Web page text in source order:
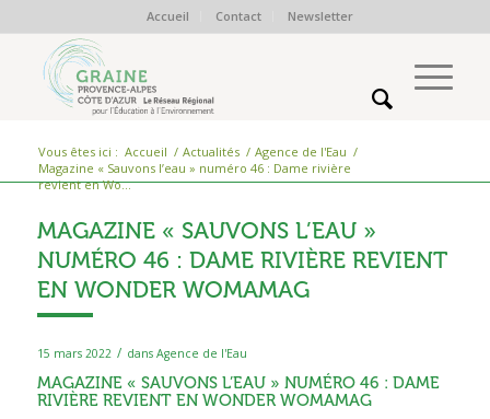
Accueil Contact Newsletter
Vous êtes ici : Accueil / Actualités / Agence de l'Eau /
Magazine « Sauvons l’eau » numéro 46 : Dame rivière
revient en Wo...
MAGAZINE « SAUVONS L’EAU »
NUMÉRO 46 : DAME RIVIÈRE REVIENT
EN WONDER WOMAMAG
15 mars 2022 / dans Agence de l'Eau
MAGAZINE « SAUVONS L’EAU » NUMÉRO 46 : DAME
RIVIÈRE REVIENT EN WONDER WOMAMAG